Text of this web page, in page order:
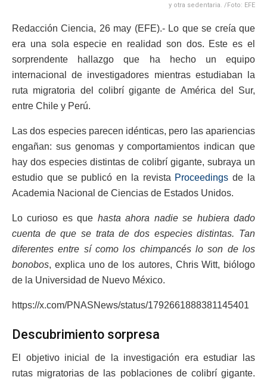
y otra sedentaria. /Foto: EFE
Redacción Ciencia, 26 may (EFE).- Lo que se creía que
era una sola especie en realidad son dos. Este es el
sorprendente hallazgo que ha hecho un equipo
internacional de investigadores mientras estudiaban la
ruta migratoria del colibrí gigante de América del Sur,
entre Chile y Perú.
Las dos especies parecen idénticas, pero las apariencias
engañan: sus genomas y comportamientos indican que
hay dos especies distintas de colibrí gigante, subraya un
estudio que se publicó en la revista Proceedings de la
Academia Nacional de Ciencias de Estados Unidos.
Lo curioso es que hasta ahora nadie se hubiera dado
cuenta de que se trata de dos especies distintas. Tan
diferentes entre sí como los chimpancés lo son de los
bonobos, explica uno de los autores, Chris Witt, biólogo
de la Universidad de Nuevo México.
https://x.com/PNASNews/status/1792661888381145401
Descubrimiento sorpresa
El objetivo inicial de la investigación era estudiar las
rutas migratorias de las poblaciones de colibrí gigante.